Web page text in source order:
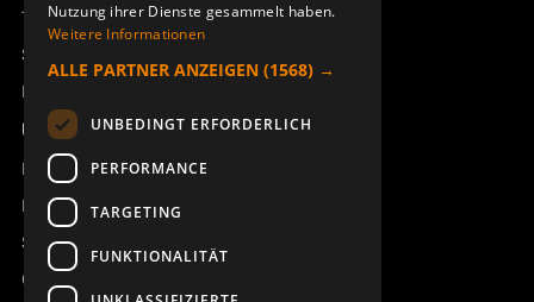
Technischer Support
Service buchen
Handbücher und Videoanleitungen
Über Åkerströms
Kontakt
Neuigkeiten
Sicherheit und Richtlinien
Geschäftsbedingungen
Nutzung ihrer Dienste gesammelt haben.
Weitere Informationen
ALLE PARTNER ANZEIGEN (1568) →
UNBEDINGT ERFORDERLICH
PERFORMANCE
TARGETING
FUNKTIONALITÄT